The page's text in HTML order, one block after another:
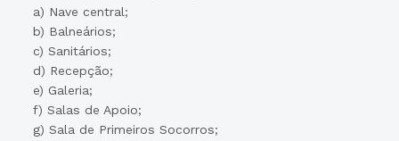
a) Nave central;
b) Balneários;
c) Sanitários;
d) Recepção;
e) Galeria;
f) Salas de Apoio;
g) Sala de Primeiros Socorros;